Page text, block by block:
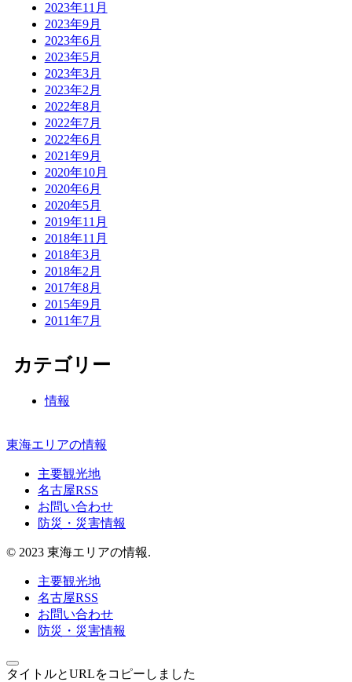
2023年11月
2023年9月
2023年6月
2023年5月
2023年3月
2023年2月
2022年8月
2022年7月
2022年6月
2021年9月
2020年10月
2020年6月
2020年5月
2019年11月
2018年11月
2018年3月
2018年2月
2017年8月
2015年9月
2011年7月
カテゴリー
情報
東海エリアの情報
主要観光地
名古屋RSS
お問い合わせ
防災・災害情報
© 2023 東海エリアの情報.
主要観光地
名古屋RSS
お問い合わせ
防災・災害情報
タイトルとURLをコピーしました